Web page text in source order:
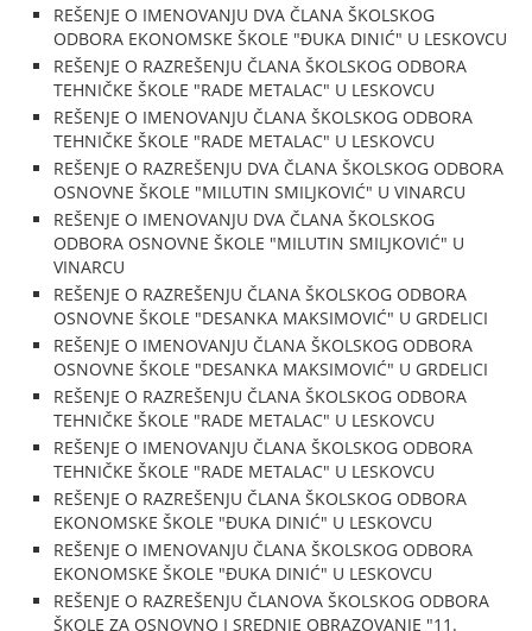
REŠENJE O IMENOVANJU DVA ČLANA ŠKOLSKOG
ODBORA EKONOMSKE ŠKOLE "ĐUKA DINIĆ" U LESKOVCU
REŠENJE O RAZREŠENJU ČLANA ŠKOLSKOG ODBORA
TEHNIČKE ŠKOLE "RADE METALAC" U LESKOVCU
REŠENJE O IMENOVANJU ČLANA ŠKOLSKOG ODBORA
TEHNIČKE ŠKOLE "RADE METALAC" U LESKOVCU
REŠENJE O RAZREŠENJU DVA ČLANA ŠKOLSKOG ODBORA
OSNOVNE ŠKOLE "MILUTIN SMILJKOVIĆ" U VINARCU
REŠENJE O IMENOVANJU DVA ČLANA ŠKOLSKOG
ODBORA OSNOVNE ŠKOLE "MILUTIN SMILJKOVIĆ" U
VINARCU
REŠENJE O RAZREŠENJU ČLANA ŠKOLSKOG ODBORA
OSNOVNE ŠKOLE "DESANKA MAKSIMOVIĆ" U GRDELICI
REŠENJE O IMENOVANJU ČLANA ŠKOLSKOG ODBORA
OSNOVNE ŠKOLE "DESANKA MAKSIMOVIĆ" U GRDELICI
REŠENJE O RAZREŠENJU ČLANA ŠKOLSKOG ODBORA
TEHNIČKE ŠKOLE "RADE METALAC" U LESKOVCU
REŠENJE O IMENOVANJU ČLANA ŠKOLSKOG ODBORA
TEHNIČKE ŠKOLE "RADE METALAC" U LESKOVCU
REŠENJE O RAZREŠENJU ČLANA ŠKOLSKOG ODBORA
EKONOMSKE ŠKOLE "ĐUKA DINIĆ" U LESKOVCU
REŠENJE O IMENOVANJU ČLANA ŠKOLSKOG ODBORA
EKONOMSKE ŠKOLE "ĐUKA DINIĆ" U LESKOVCU
REŠENJE O RAZREŠENJU ČLANOVA ŠKOLSKOG ODBORA
ŠKOLE ZA OSNOVNO I SREDNJE OBRAZOVANJE "11.